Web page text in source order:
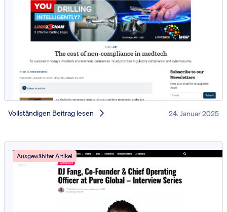
Vollständigen Beitrag lesen 24. Januar 2025
Ausgewählter Artikel